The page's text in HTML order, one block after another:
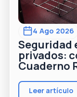
4 Ago 2026
Seguridad
privados:
Cuaderno
Leer artículo